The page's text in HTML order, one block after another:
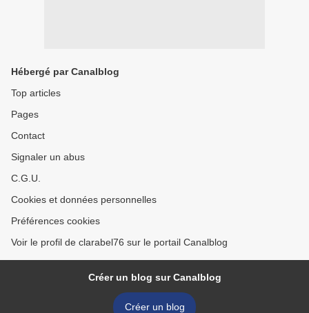
Hébergé par Canalblog
Top articles
Pages
Contact
Signaler un abus
C.G.U.
Cookies et données personnelles
Préférences cookies
Voir le profil de clarabel76 sur le portail Canalblog
Créer un blog sur Canalblog
Créer un blog